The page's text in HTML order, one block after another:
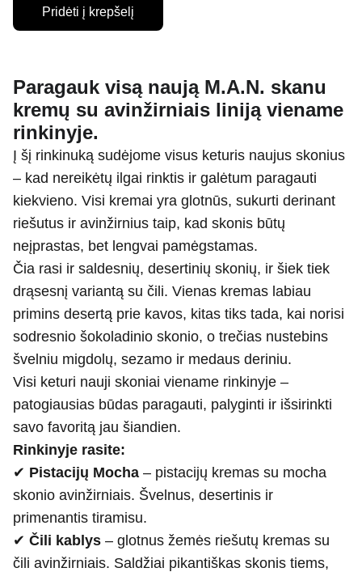
Pridėti į krepšelį
Paragauk visą naują M.A.N. skanu
kremų su avinžirniais liniją viename
rinkinyje.
Į šį rinkinuką sudėjome visus keturis naujus skonius
– kad nereikėtų ilgai rinktis ir galėtum paragauti
kiekvieno. Visi kremai yra glotnūs, sukurti derinant
riešutus ir avinžirnius taip, kad skonis būtų
neįprastas, bet lengvai pamėgstamas.
Čia rasi ir saldesnių, desertinių skonių, ir šiek tiek
drąsesnį variantą su čili. Vienas kremas labiau
primins desertą prie kavos, kitas tiks tada, kai norisi
sodresnio šokoladinio skonio, o trečias nustebins
švelniu migdolų, sezamo ir medaus deriniu.
Visi keturi nauji skoniai viename rinkinyje –
patogiausias būdas paragauti, palyginti ir išsirinkti
savo favoritą jau šiandien.
Rinkinyje rasite:
✔ Pistacijų Mocha – pistacijų kremas su mocha
skonio avinžirniais. Švelnus, desertinis ir
primenantis tiramisu.
✔ Čili kablys – glotnus žemės riešutų kremas su
čili avinžirniais. Saldžiai pikantiškas skonis tiems,